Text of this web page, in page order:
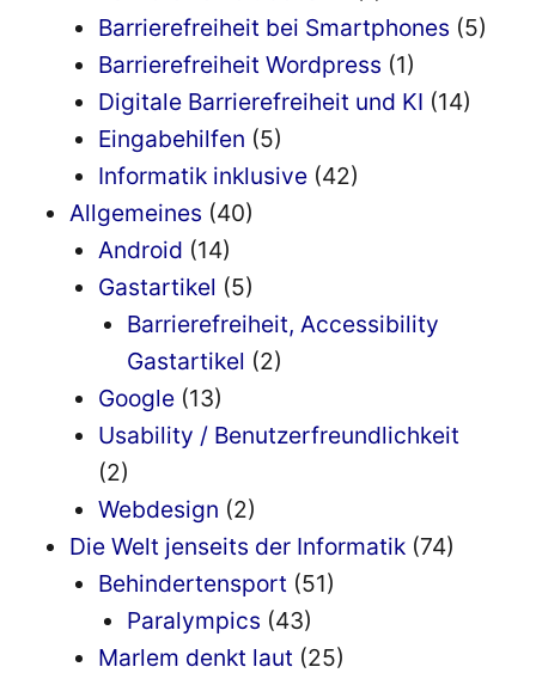
Barrierefreiheit bei Smartphones (5)
Barrierefreiheit Wordpress (1)
Digitale Barrierefreiheit und KI (14)
Eingabehilfen (5)
Informatik inklusive (42)
Allgemeines (40)
Android (14)
Gastartikel (5)
Barrierefreiheit, Accessibility
Gastartikel (2)
Google (13)
Usability / Benutzerfreundlichkeit
(2)
Webdesign (2)
Die Welt jenseits der Informatik (74)
Behindertensport (51)
Paralympics (43)
Marlem denkt laut (25)